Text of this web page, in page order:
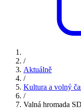
/
Aktuálně
/
Kultura a volný
/
Valná hromada